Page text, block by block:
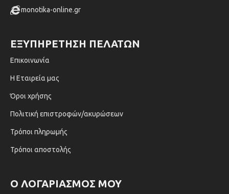
monotika-online.gr
ΕΞΥΠΗΡΈΤΗΣΗ ΠΕΛΑΤΏΝ
Επικοινωνία
Η Εταιρεία μας
Όροι χρήσης
Πολιτική επιστροφών/ακυρώσεων
Τρόποι πληρωμής
Τρόποι αποστολής
Ο ΛΟΓΑΡΙΑΣΜΌΣ ΜΟΥ